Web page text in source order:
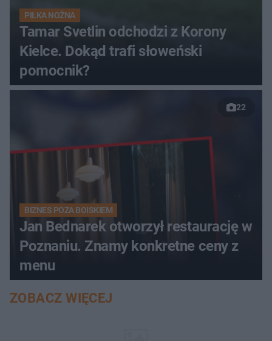
PIŁKA NOŻNA
Tamar Svetlin odchodzi z Korony
Kielce. Dokąd trafi słoweński
pomocnik?
22
BIZNES POZA BOISKIEM
Jan Bednarek otworzył restaurację w
Poznaniu. Znamy konkretne ceny z
menu
ZOBACZ WIĘCEJ